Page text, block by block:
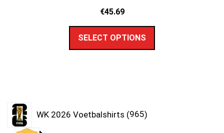
€45.69
SELECT OPTIONS
WK 2026 Voetbalshirts 965